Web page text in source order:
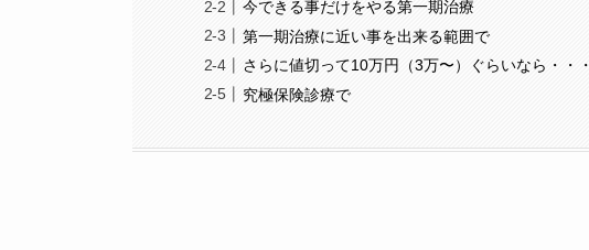
今できる事だけをやる第一期治療
第一期治療に近い事を出来る範囲で
さらに値切って10万円（3万〜）ぐらいなら・・・
究極保険診療で